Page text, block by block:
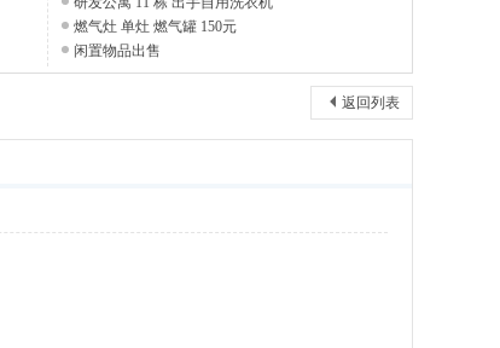
燃气灶 单灶 燃气罐 150元
闲置物品出售
返回列表